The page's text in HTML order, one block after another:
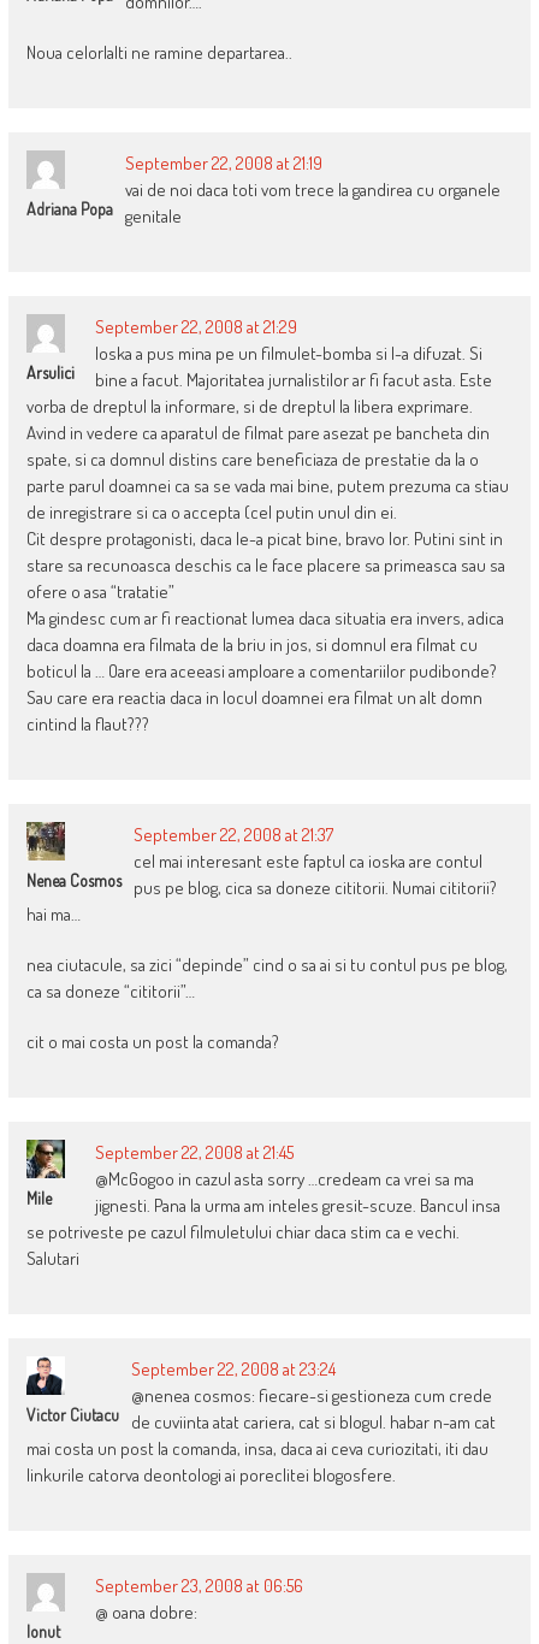
Noua celorlalti ne ramine departarea..
Adriana Popa
September 22, 2008 at 21:19
vai de noi daca toti vom trece la gandirea cu organele
genitale
Arsulici
September 22, 2008 at 21:29
Ioska a pus mina pe un filmulet-bomba si l-a difuzat. Si
bine a facut. Majoritatea jurnalistilor ar fi facut asta. Este
vorba de dreptul la informare, si de dreptul la libera exprimare.
Avind in vedere ca aparatul de filmat pare asezat pe bancheta din
spate, si ca domnul distins care beneficiaza de prestatie da la o
parte parul doamnei ca sa se vada mai bine, putem prezuma ca stiau
de inregistrare si ca o accepta (cel putin unul din ei.
Cit despre protagonisti, daca le-a picat bine, bravo lor. Putini sint in
stare sa recunoasca deschis ca le face placere sa primeasca sau sa
ofere o asa “tratatie”
Ma gindesc cum ar fi reactionat lumea daca situatia era invers, adica
daca doamna era filmata de la briu in jos, si domnul era filmat cu
boticul la … Oare era aceeasi amploare a comentariilor pudibonde?
Sau care era reactia daca in locul doamnei era filmat un alt domn
cintind la flaut???
Nenea Cosmos
September 22, 2008 at 21:37
cel mai interesant este faptul ca ioska are contul
pus pe blog, cica sa doneze cititorii. Numai cititorii?
hai ma…
nea ciutacule, sa zici “depinde” cind o sa ai si tu contul pus pe blog,
ca sa doneze “cititorii”…
cit o mai costa un post la comanda?
Mile
September 22, 2008 at 21:45
@McGogoo in cazul asta sorry …credeam ca vrei sa ma
jignesti. Pana la urma am inteles gresit-scuze. Bancul insa
se potriveste pe cazul filmuletului chiar daca stim ca e vechi.
Salutari
Victor Ciutacu
September 22, 2008 at 23:24
@nenea cosmos: fiecare-si gestioneza cum crede
de cuviinta atat cariera, cat si blogul. habar n-am cat
mai costa un post la comanda, insa, daca ai ceva curiozitati, iti dau
linkurile catorva deontologi ai poreclitei blogosfere.
Ionut
September 23, 2008 at 06:56
@ oana dobre: